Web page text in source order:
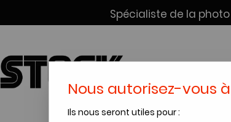
Spécialiste de la
Nous autorisez-vous
Ils nous seront utiles pour :